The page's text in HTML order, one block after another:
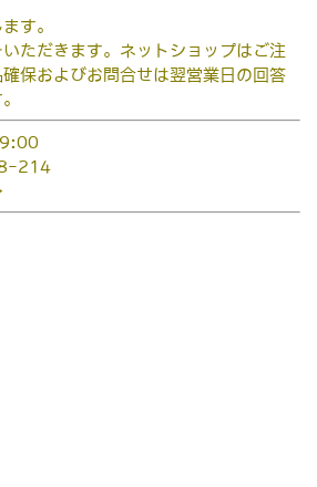
す。
いただきます。ネットショップはご注
保およびお問合せは翌営業日の回答
214